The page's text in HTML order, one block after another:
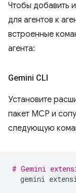
Чтобы добавить
для агентов к
встроенные
агента:
Gemini CLI
Установите
пакет MCP и
следующую
# Gemini
gemini